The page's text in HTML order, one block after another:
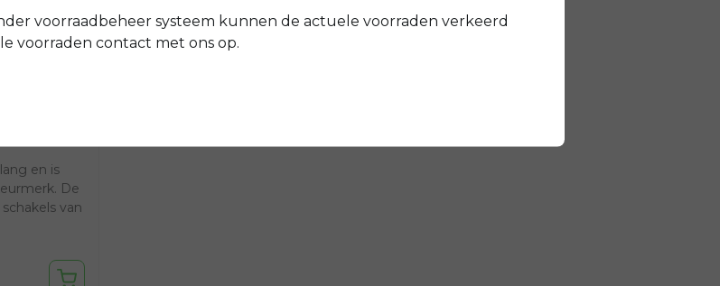
en is
De
van
voorraadbeheer systeem kunnen de actuele voorraden verkeerd
voorraden contact met ons op.